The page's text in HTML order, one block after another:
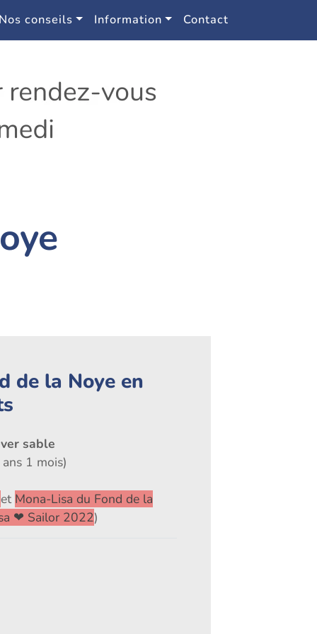
Nos conseils Information Contact
de la Noye en
sable
1 mois)
et Mona-Lisa du Fond de la
❤ Sailor 2022)